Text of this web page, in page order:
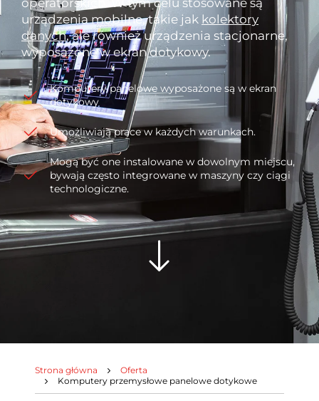
operatorskich. W tym celu stosowane są
urządzenia mobilne, takie jak kolektory
danych, ale również urządzenia stacjonarne,
wyposażone w ekran dotykowy.
Komputery panelowe wyposażone są w ekran
dotykowy
Umożliwiają prace w każdych warunkach.
Mogą być one instalowane w dowolnym miejscu,
bywają często integrowane w maszyny czy ciągi
technologiczne.
Jesteś tutaj:
Strona główna
Oferta
Komputery przemysłowe panelowe dotykowe